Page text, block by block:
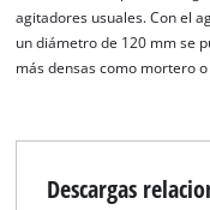
agitadores usuales. Con el
un diámetro de 120 mm se
más densas como mortero
Descargas